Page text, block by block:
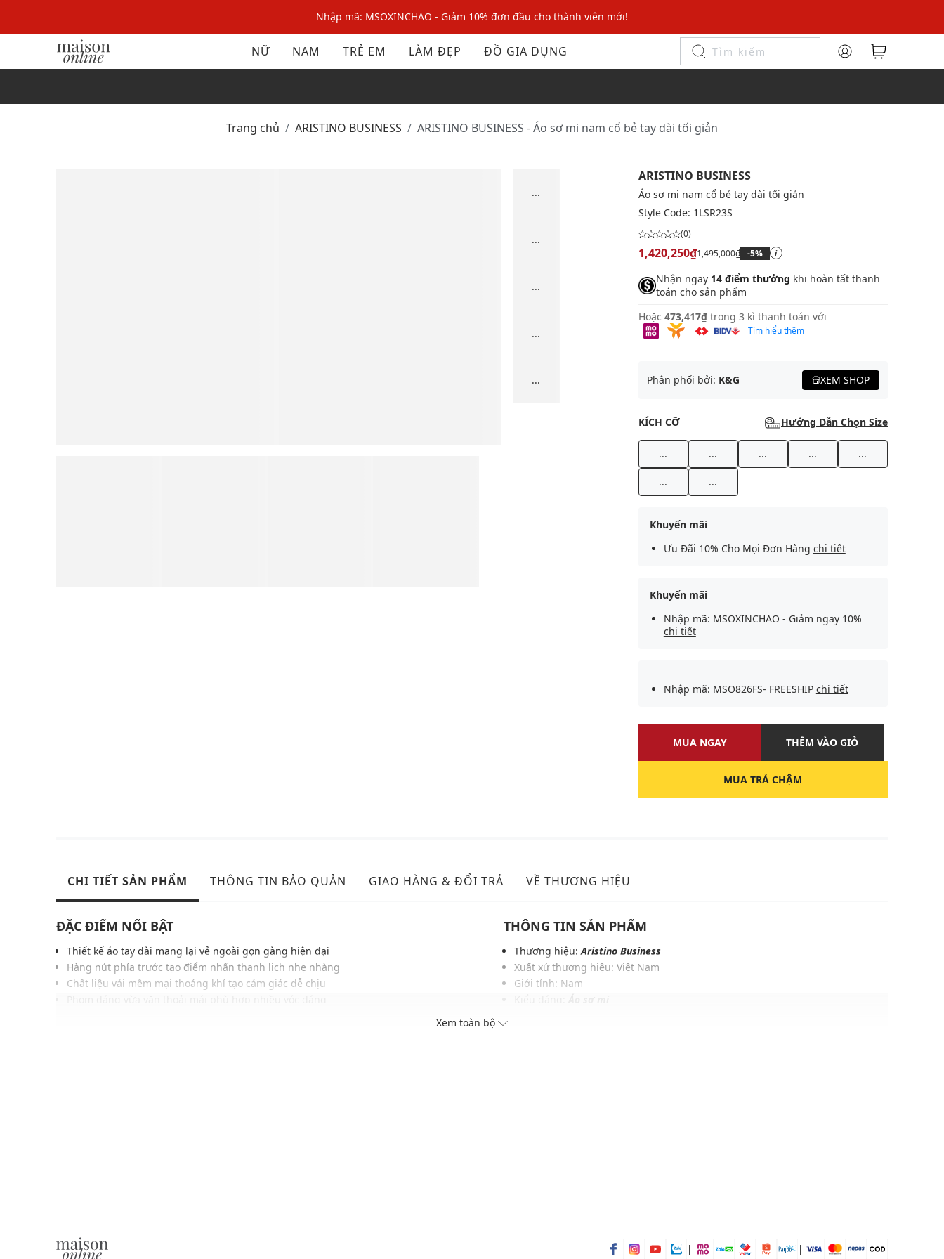
Nhập mã: MSOXINCHAO - Giảm 10% đơn đầu cho thành viên mới!
Nhập mã MSOPAY100: giảm ngay 10% khi thanh toán trực tuyến
Nhập mã: MSOXINCHAO - Giảm 10% đơn đầu cho thành viên mới!
NỮ NAM TRẺ EM LÀM ĐẸP ĐỒ GIA DỤNG
Trang chủ ARISTINO BUSINESS ARISTINO BUSINESS - Áo sơ mi nam cổ bẻ tay dài tối giản
...
...
...
...
...
ARISTINO BUSINESS
Áo sơ mi nam cổ bẻ tay dài tối giản
Style Code: 1LSR23S
(0)
1,420,250₫1,495,000₫ -5% i
Nhận ngay 14 điểm thưởng khi hoàn tất thanh
toán cho sản phẩm
Hoặc 473,417₫ trong 3 kì thanh toán với
Tìm hiểu thêm
Phân phối bởi: K&G XEM SHOP
KÍCH CỠ Hướng Dẫn Chọn Size
... ... ... ... ...
... ...
Khuyến mãi
Ưu Đãi 10% Cho Mọi Đơn Hàng chi tiết
Khuyến mãi
Nhập mã: MSOXINCHAO - Giảm ngay 10%
chi tiết
Nhập mã: MSO826FS- FREESHIP chi tiết
MUA NGAY THÊM VÀO GIỎ
MUA TRẢ CHẬM
CHI TIẾT SẢN PHẨM THÔNG TIN BẢO QUẢN GIAO HÀNG & ĐỔI TRẢ VỀ THƯƠNG HIỆU
ĐẶC ĐIỂM NỔI BẬT
Thiết kế áo tay dài mang lại vẻ ngoài gọn gàng hiện đại
Hàng nút phía trước tạo điểm nhấn thanh lịch nhẹ nhàng
Chất liệu vải mềm mại thoáng khí tạo cảm giác dễ chịu
THÔNG TIN SẢN PHẨM
Thương hiệu:Aristino Business
Xuất xứ thương hiệu: Việt Nam
Giới tính: Nam
Xem toàn bộ
| |